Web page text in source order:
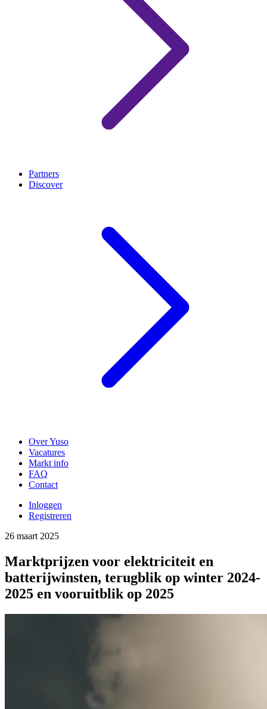
Partners
Discover
Over Yuso
Vacatures
Markt info
FAQ
Contact
Inloggen
Registreren
26 maart 2025
Marktprijzen voor elektriciteit en
batterijwinsten, terugblik op winter 2024-
2025 en vooruitblik op 2025